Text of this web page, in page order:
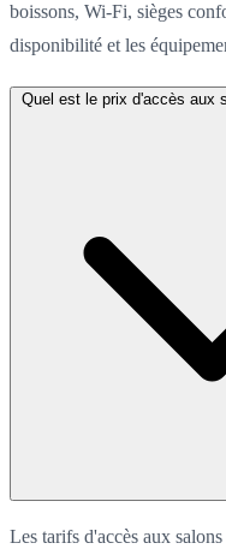
boissons, Wi-Fi, sièges
disponibilité et les
Quel est le prix d'accès aux
Les tarifs d'accès aux